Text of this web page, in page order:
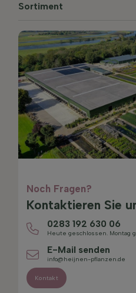
Sortiment
Noch Fragen?
Kontaktieren Sie
0283 192 630 06
Heute geschlossen. Montag
E-Mail senden
info@heijnen-pflanzen.de
Kontakt